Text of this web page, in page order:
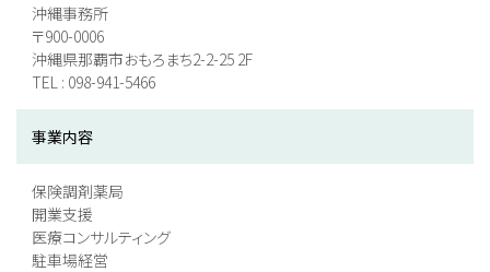
沖縄事務所
〒900-0006
沖縄県那覇市おもろまち2-2-25 2F
TEL : 098-941-5466
事業内容
保険調剤薬局
開業支援
医療コンサルティング
駐車場経営